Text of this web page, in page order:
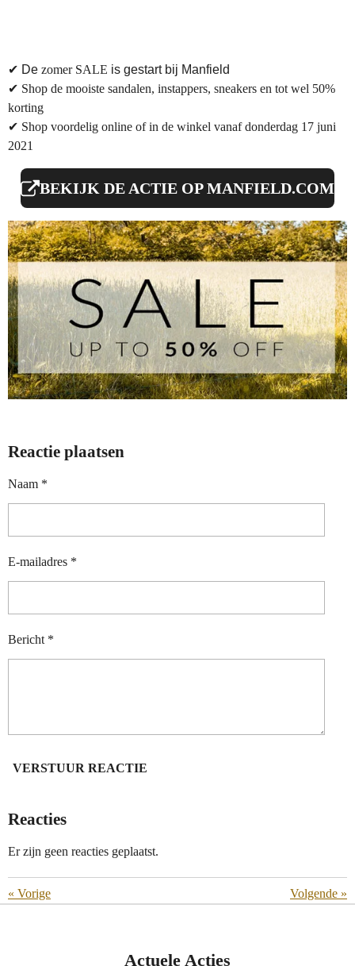
✔ De zomer SALE is gestart bij Manfield
✔ Shop de mooiste sandalen, instappers, sneakers en tot wel 50%
korting
✔ Shop voordelig online of in de winkel vanaf donderdag 17 juni
2021
BEKIJK DE ACTIE OP MANFIELD.COM
Reactie plaatsen
Naam *
E-mailadres *
Bericht *
VERSTUUR REACTIE
Reacties
Er zijn geen reacties geplaatst.
« Vorige Volgende »
Actuele Acties